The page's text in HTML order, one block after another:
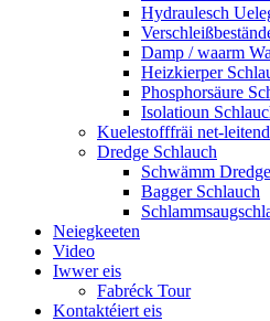
Hydraulesch
Damp / waarm
Heizkierper
Phosphorsäure
Isolatioun
Kuelestofffräi net-
Dredge Schlauch
Schwämm
Bagger Schlauch
Neiegkeeten
Video
Iwwer eis
Fabréck Tour
Kontaktéiert eis